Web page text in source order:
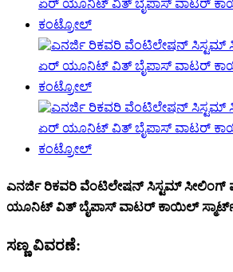
ಎನರ್ಜಿ ರಿಕವರಿ ವೆಂಟಿಲೇಷನ್ ಸಿಸ್ಟಮ್
ಯೂನಿಟ್ ವಿತ್ ಬೈಪಾಸ್ ವಾಟರ್ ಕಾಯಿಲ್
ಸಣ್ಣ ವಿವರಣೆ: